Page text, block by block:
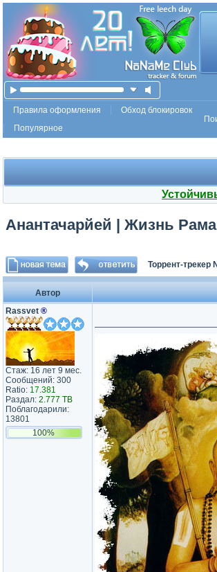
Правила оформления
Обход блокировок
Популярное
Анантачарйей | Жизнь
Торрент-трекер
Автор
Rassvet ®
Стаж: 16 лет 9 мес.
Сообщений: 300
Ratio: 17.381
Раздал: 2.777 TB
Поблагодарили:
13801
100%